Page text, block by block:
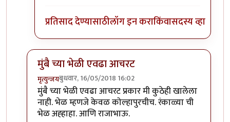
प्रतिसाद देण्यासाठीलॉग इन कराकिंवासदस्य व्हा
मुंबै च्या भेळी एवढा आचरट
मृत्युन्जयबुधवार, 16/05/2018 16:02
In reply toकाही जुन्या मिपाकरांनुसारbyजेम्स वांड
मुंबै च्या भेळी एवढा आचरट प्रकार मी कुठेही खालेला
नाही. भेळ म्हणजे केवळ कोल्हापुरचीच. रंकाळ्या ची
भेळ अह्हाहा. आणि राजाभाऊ.